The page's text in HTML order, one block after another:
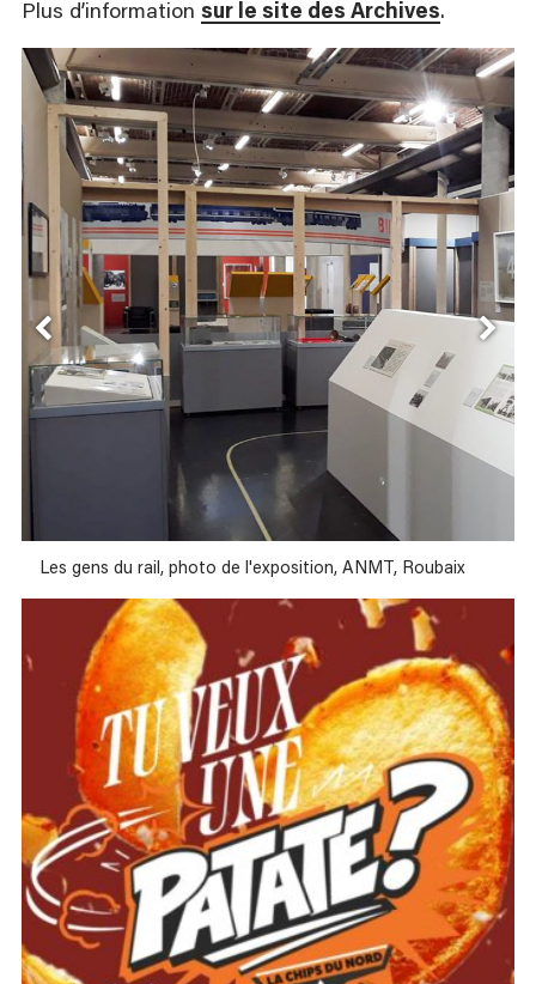
Plus d’information sur le site des Archives.
Les gens du rail, photo de l'exposition, ANMT, Roubaix